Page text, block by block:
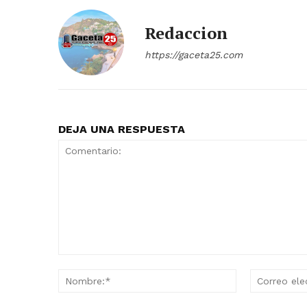
Redaccion
https://gaceta25.com
DEJA UNA RESPUESTA
Nombre:*